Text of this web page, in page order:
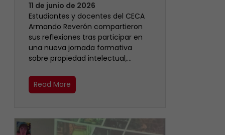
11 de junio de 2026
Estudiantes y docentes del CECA
Armando Reverón compartieron
sus reflexiones tras participar en
una nueva jornada formativa
sobre propiedad intelectual,…
Read More